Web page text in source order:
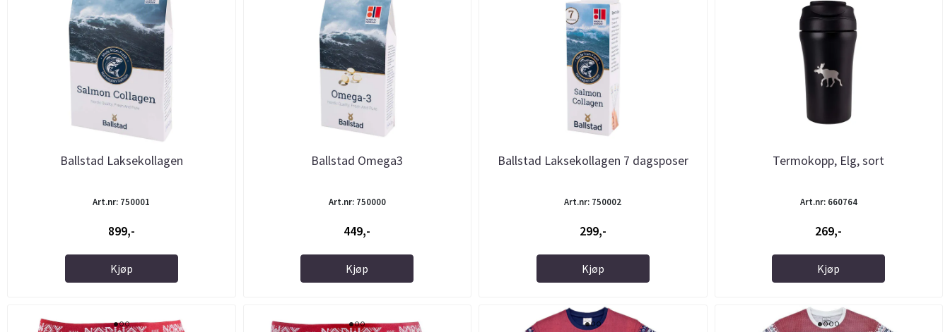
Ballstad Laksekollagen
Art.nr: 750001
899,-
Kjøp
Ballstad Omega3
Art.nr: 750000
449,-
Kjøp
Ballstad Laksekollagen 7 dagsposer
Art.nr: 750002
299,-
Kjøp
Termokopp, Elg, sort
Art.nr: 660764
269,-
Kjøp